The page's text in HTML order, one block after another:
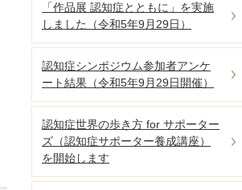
「作品展 認知症とともに」を実施
しました（令和5年9月29日）
認知症シンポジウム参加者アンケ
ート結果（令和5年9月29日開催）
認知症世界の歩き方 for サポーター
ズ（認知症サポーター養成講座）
を開始します